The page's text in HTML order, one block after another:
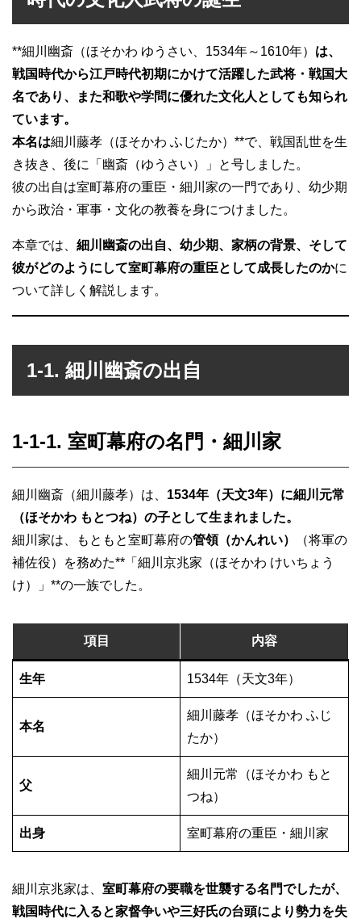
**細川幽斎（ほそかわ ゆうさい、1534年～1610年） は、
戦国時代から江戸時代初期にかけて活躍した武将・戦国大
名であり、また和歌や学問に優れた文化人としても知られ
ています。
本名は細川藤孝（ほそかわ ふじたか）**で、戦国乱世を生
き抜き、後に「幽斎（ゆうさい）」と号しました。
彼の出自は室町幕府の重臣・細川家の一門であり、幼少期
から政治・軍事・文化の教養を身につけました。
本章では、 細川幽斎の出自、幼少期、家柄の背景、そして
彼がどのようにして室町幕府の重臣として成長したのかに
ついて詳しく解説します。
1-1. 細川幽斎の出自
1-1-1. 室町幕府の名門・細川家
細川幽斎（細川藤孝）は、 1534年（天文3年）に細川元常
（ほそかわ もとつね）の子として生まれました。
細川家は、もともと室町幕府の管領（かんれい）
（将軍の
補佐役）を務めた**「細川京兆家（ほそかわ けいちょう
け）」**の一族でした。
項目 内容
生年 1534年（天文3年）
本名
細川藤孝（ほそかわ ふじ
たか）
父
細川元常（ほそかわ もと
つね）
出身 室町幕府の重臣・細川家
細川京兆家は、 室町幕府の要職を世襲する名門でしたが、
戦国時代に入ると家督争いや三好氏の台頭により勢力を失